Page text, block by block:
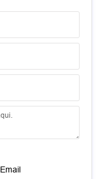
Email